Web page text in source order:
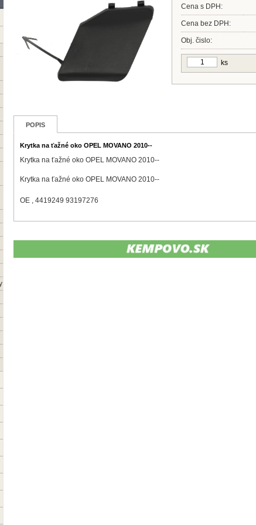
Cena s DPH:
Cena bez DPH:
Obj. čislo:
ks
POPIS
Krytka na ťažné oko OPEL MOVANO 2010--
Krytka na ťažné oko OPEL MOVANO 2010--
Krytka na ťažné oko OPEL MOVANO 2010--
OE , 4419249 93197276